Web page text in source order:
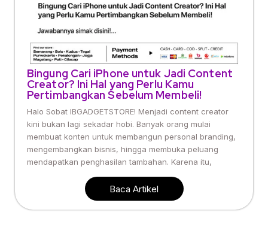
Bingung Cari iPhone untuk Jadi Content
Creator? Ini Hal yang Perlu Kamu
Pertimbangkan Sebelum Membeli!
Halo Sobat IBGADGETSTORE! Menjadi content creator
kini bukan lagi sekadar hobi. Banyak orang mulai
membuat konten untuk membangun personal branding,
mengembangkan bisnis, hingga membuka peluang
mendapatkan penghasilan tambahan. Karena itu,
Baca Artikel